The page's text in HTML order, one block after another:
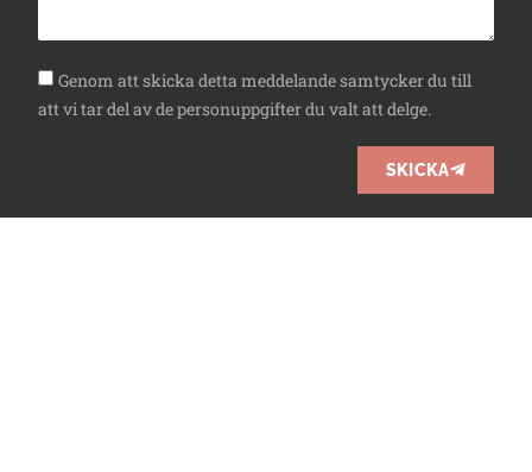
Genom att skicka detta meddelande samtycker du till
att vi tar del av de personuppgifter du valt att delge.
SKICKA